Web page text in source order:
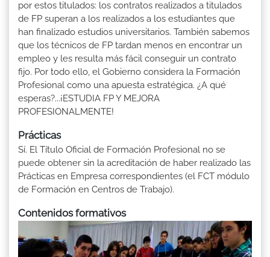
por estos titulados: los contratos realizados a titulados
de FP superan a los realizados a los estudiantes que
han finalizado estudios universitarios. También sabemos
que los técnicos de FP tardan menos en encontrar un
empleo y les resulta más fácil conseguir un contrato
fijo. Por todo ello, el Gobierno considera la Formación
Profesional como una apuesta estratégica. ¿A qué
esperas?...¡ESTUDIA FP Y MEJORA
PROFESIONALMENTE!
Prácticas
Sí. El Título Oficial de Formación Profesional no se
puede obtener sin la acreditación de haber realizado las
Prácticas en Empresa correspondientes (el FCT módulo
de Formación en Centros de Trabajo).
Contenidos formativos